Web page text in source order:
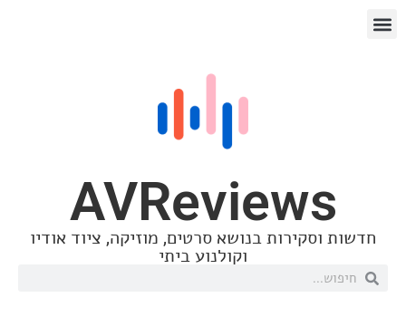
בנושא סרטים, מוזיקה, ציוד אודיו
וקולנוע ביתי